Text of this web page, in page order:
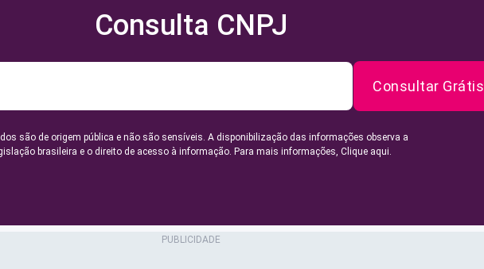
Consulta CNPJ
Consultar Grátis
são de origem pública e não são sensíveis. A disponibilização das informações observa a
brasileira e o direito de acesso à informação. Para mais informações, Clique aqui.